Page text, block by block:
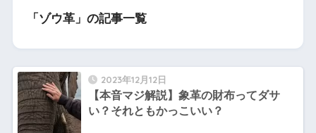
「ゾウ革」の記事一覧
2023年12月12日
【本音マジ解説】象革の財布ってダサ
い？それともかっこいい？